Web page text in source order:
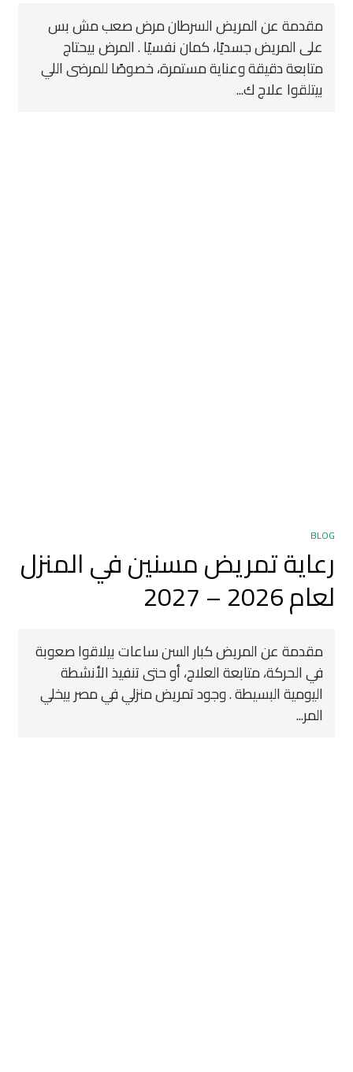
مقدمة عن المريض السرطان مرض صعب مش بس
على المريض جسديًا، كمان نفسيًا . المرض بيحتاج
متابعة دقيقة وعناية مستمرة، خصوصًا للمرضى اللي
بيتلقوا علاج ك...
BLOG
رعاية تمريض مسنين في المنزل
لعام 2026 – 2027
مقدمة عن المريض كبار السن ساعات بيلاقوا صعوبة
في الحركة، متابعة العلاج، أو حتى تنفيذ الأنشطة
اليومية البسيطة . وجود تمريض منزلي في مصر بيخلي
المر...